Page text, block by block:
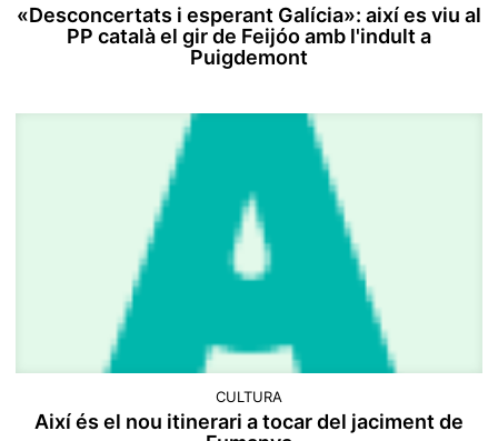
«Desconcertats i esperant Galícia»: així es viu al
PP català el gir de Feijóo amb l'indult a
Puigdemont
CULTURA
Així és el nou itinerari a tocar del jaciment de